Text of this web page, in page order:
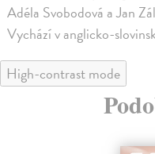
Adéla Svobodová a Jan
Vychází v anglicko-
High-contrast mode